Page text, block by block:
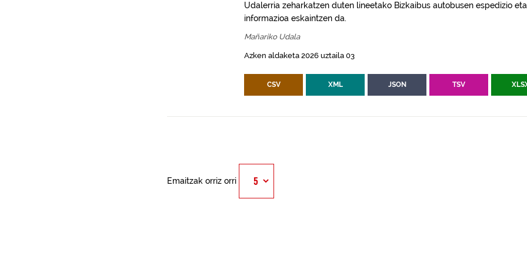
Udalerria zeharkatzen duten lineetako Bizkaibus autobusen espedizio
informazioa eskaintzen da.
Mañariko Udala
Azken aldaketa 2026 uztaila 03
CSV XML JSON TSV
Emaitzak orriz orri